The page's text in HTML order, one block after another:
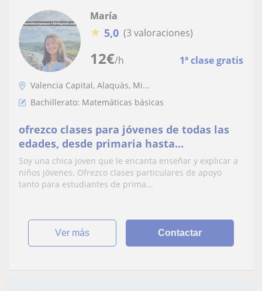
12€/h 1ª clase gratis
María
★ 5,0 (3 valoraciones)
Valencia Capital, Alaquàs, Mi...
Bachillerato: Matemáticas básicas
ofrezco clases para jóvenes de todas las
edades, desde primaria hasta
bachillerato, en todas las asignaturas,
menos en inglés
Soy una chica joven que le encanta enseñar y explicar a
niños jóvenes. Ofrezco clases particulares de apoyo
tanto para estudiantes de prima...
ver más Contactar